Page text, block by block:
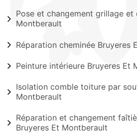
Pose et changement grillage et
Montberault
Réparation cheminée Bruyeres
Peinture intérieure Bruyeres Et
Isolation comble toiture par
Montberault
Réparation et changement
Bruyeres Et Montberault